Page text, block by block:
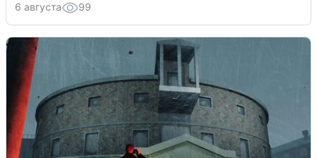
6 августа 99